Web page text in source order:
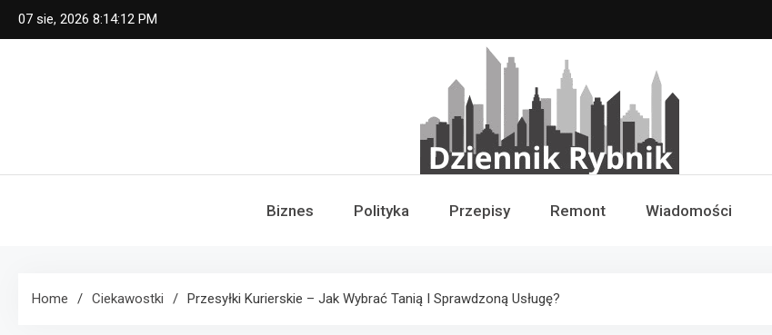
Skip
to
07 sie, 2026 8:14:13 PM
Dziennik Rybnik
Biznes Polityka Przepisy Remont Wiadomości
Home Ciekawostki Przesyłki Kurierskie – Jak Wybrać Tanią I Sprawdzoną Usługę?